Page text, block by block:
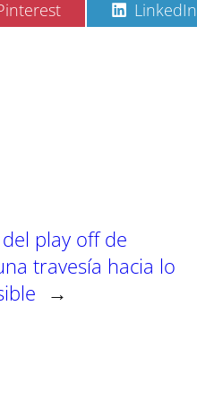
C
o
LinkedIn
play off de
travesía hacia lo
→